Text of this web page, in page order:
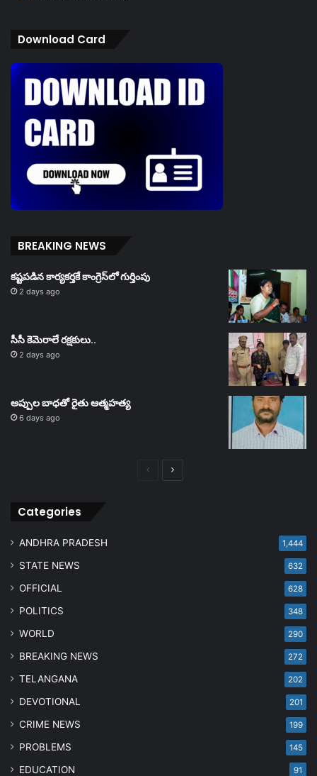
Download Card
BREAKING NEWS
కష్టపడిన కార్యకర్తకే కాంగ్రెస్‌లో గుర్తింపు
2 days ago
సీసీ కెమెరాలే రక్షకులు..
2 days ago
అప్పుల బాధతో రైతు ఆత్మహత్య
6 days ago
PreviousNext
Categories
ANDHRA PRADESH 1,444
STATE NEWS 632
OFFICIAL 628
POLITICS 348
WORLD 290
BREAKING NEWS 272
TELANGANA 202
DEVOTIONAL 201
CRIME NEWS 199
PROBLEMS 145
EDUCATION 91